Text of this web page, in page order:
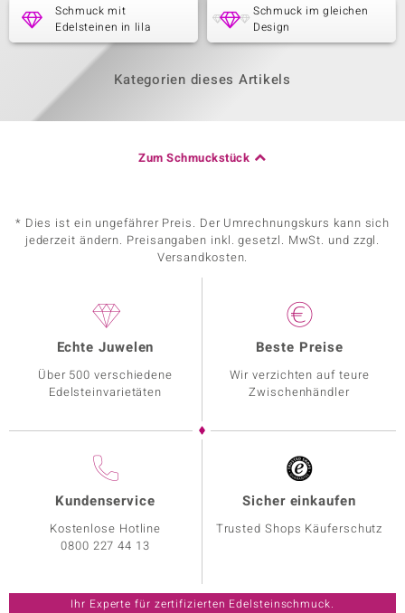
Schmuck mit
Edelsteinen in lila
Schmuck im gleichen
Design
Kategorien dieses Artikels
Zum Schmuckstück
* Dies ist ein ungefährer Preis. Der Umrechnungskurs kann sich
jederzeit ändern. Preisangaben inkl. gesetzl. MwSt. und zzgl.
Versandkosten.
Echte Juwelen
Über 500 verschiedene
Edelsteinvarietäten
Beste Preise
Wir verzichten auf teure
Zwischenhändler
Kundenservice
Kostenlose Hotline
0800 227 44 13
Sicher einkaufen
Trusted Shops Käuferschutz
Ihr Experte für zertifizierten Edelsteinschmuck.